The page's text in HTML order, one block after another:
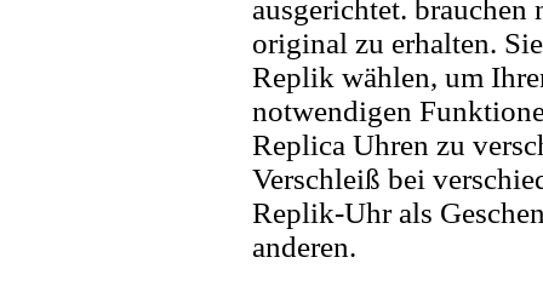
ausgerichtet. brauchen
original zu erhalten.
Replik wählen, um
notwendigen
Replica Uhren zu
Verschleiß bei
Replik-Uhr als
anderen.